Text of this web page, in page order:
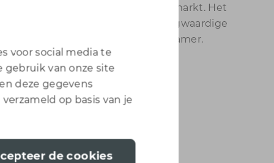
voor social media te
gebruik van onze site
deze gegevens
op basis van je
de cookies
Nederlandse keuken- en sanitair markt. Het
in het bewerken van hoogwaardige
voor de keuken en badkamer.